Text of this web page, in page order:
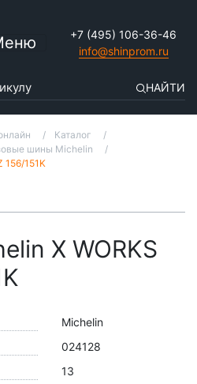
+7 (495) 106-36-46
info@shinprom.ru
НАЙТИ
Каталог
шины Michelin
156/151K
X WORKS
Michelin
024128
13